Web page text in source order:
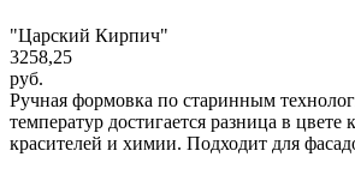
"Царский Кирпич"
3258,25
руб.
Ручная формовка по старинным
температур достигается разница в
красителей и химии. Подходит для